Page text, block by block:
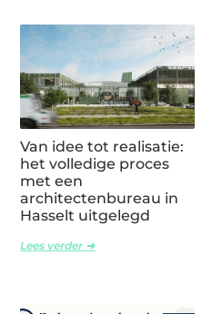
Van idee tot realisatie:
het volledige proces
met een
architectenbureau in
Hasselt uitgelegd
Lees verder ➜